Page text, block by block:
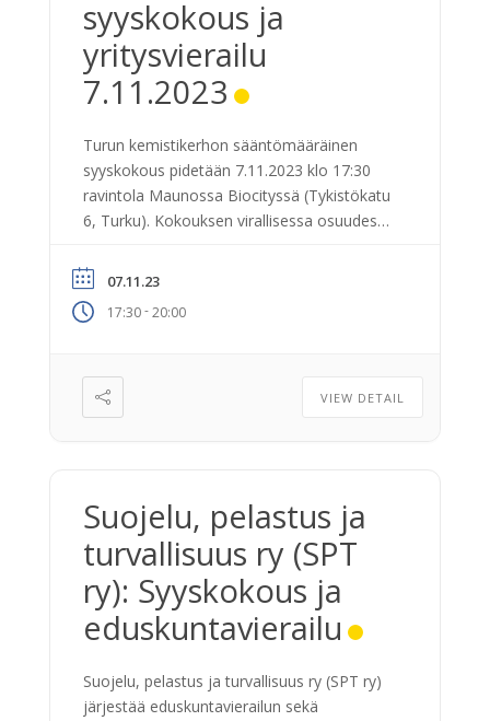
syyskokous ja
yritysvierailu
7.11.2023
Turun kemistikerhon sääntömääräinen
syyskokous pidetään 7.11.2023 klo 17:30
ravintola Maunossa Biocityssä (Tykistökatu
6, Turku). Kokouksen virallisessa osuudessa
ja talousarvio, sekä valitaan johtokunnan
jäsenet sekä toiminnantarkastajat vuodelle
2024. Virallisen osuuden jälkeen pääsemme
laadunvalvontalaboratorioon, sekä
kuulemme esityksen Biovianin toiminnasta.
Kokouksessa tarjotaan osallistujille
07.11.23
17:30- 20:00
VIEW DETAIL
Suojelu, pelastus ja
turvallisuus ry (SPT
ry): Syyskokous ja
eduskuntavierailu
Suojelu, pelastus ja turvallisuus ry (SPT ry)
järjestää eduskuntavierailun sekä